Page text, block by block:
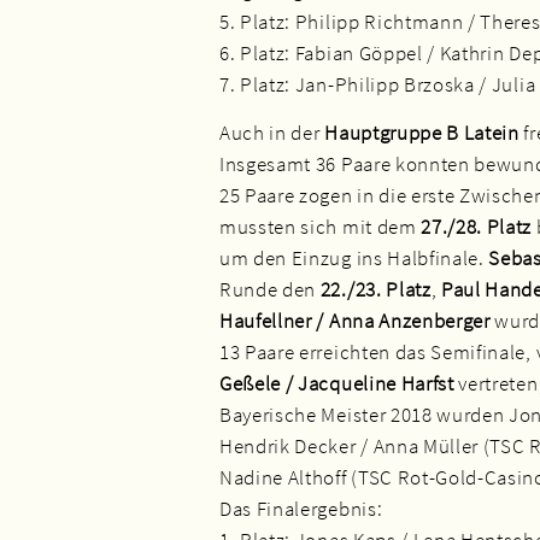
5. Platz: Philipp Richtmann /
6. Platz: Fabian Göppel / Kathrin
7. Platz: Jan-Philipp Brzoska /
Auch in derHauptgruppe B Latein
Insgesamt 36 Paare konnten
25 Paare zogen in die erste
mussten sich mit dem27./28. Platz
um den Einzug ins Halbfinale.
Runde den 22./23. Platz, Paul
Haufellner / Anna Anzenberger
13 Paare erreichten das
Geßele / Jacqueline Harfst
Bayerische Meister 2018 wurden
Hendrik Decker / Anna Müller
Nadine Althoff (TSC Rot-Gold-
Das Finalergebnis: